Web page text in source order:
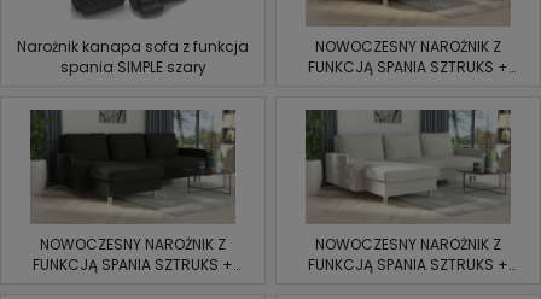
Narożnik kanapa sofa z funkcja
spania SIMPLE szary
NOWOCZESNY NAROŻNIK Z
FUNKCJĄ SPANIA SZTRUKS +
NOWOCZESNY NAROŻNIK Z
FUNKCJĄ SPANIA SZTRUKS +
NOWOCZESNY NAROŻNIK Z
FUNKCJĄ SPANIA SZTRUKS +